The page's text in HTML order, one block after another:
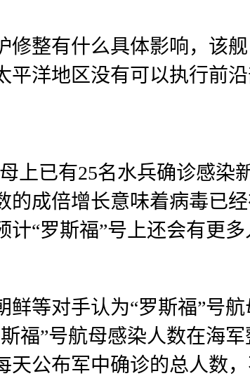
修整有什么具体影响，该
洋地区没有可以执行前沿
上已有25名水兵确诊感
的成倍增长意味着病毒已
“罗斯福”号上还会有更
等对手认为“罗斯福”号
福”号航母感染人数在海
公布军中确诊的总人数